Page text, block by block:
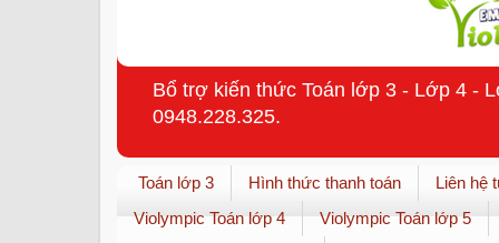
Bổ trợ kiến thức Toán lớp 3 - Lớp 4 -
0948.228.325.
Toán lớp 3 Hình thức thanh toán
Liên hệ
Violympic Toán lớp 4
Violympic Toán lớp 5